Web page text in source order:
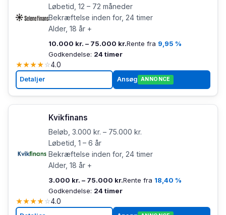
Løbetid, 12 – 72 måneder
Bekræftelse inden for, 24 timer
Alder, 18 år +
10.000 kr. – 75.000 kr.Rente fra 9,95 %
Godkendelse: 24 timer
★★★★☆4.0
Detaljer Ansøg ANNONCE
Kvikfinans
Beløb, 3.000 kr. – 75.000 kr.
Løbetid, 1 – 6 år
Bekræftelse inden for, 24 timer
Alder, 18 år +
3.000 kr. – 75.000 kr.Rente fra 18,40 %
Godkendelse: 24 timer
★★★★☆4.0